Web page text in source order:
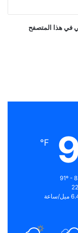
في هذا المتصفح
℉
ساعة